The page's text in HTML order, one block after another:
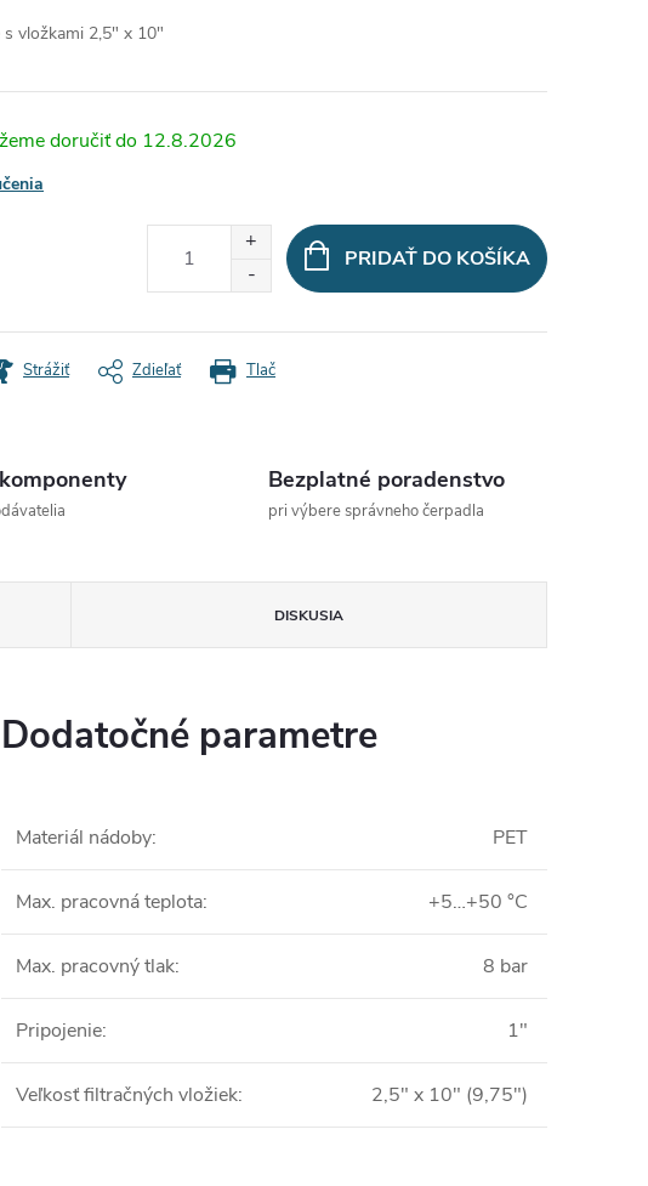
vložkami 2,5" x 10"
12.8.2026
PRIDAŤ DO KOŠÍKA
Tlač
Strážiť Zdieľať
Bezplatné poradenstvo
pri výbere správneho čerpadla
DISKUSIA
Dodatočné parametre
Materiál nádoby: PET
Max. pracovná teplota: +5…+50 °C
Max. pracovný tlak: 8 bar
Pripojenie: 1"
Veľkosť filtračných vložiek: 2,5" x 10" (9,75")